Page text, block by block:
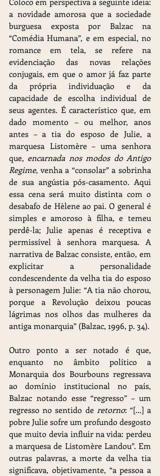
a novidade amorosa que a sociedade
burguesa exposta por Balzac na
“Comédia Humana”, e em especial, no
romance em tela, se refere na
evidenciação das novas relações
conjugais, em que o amor já faz parte
da própria individuação e da
capacidade de escolha individual de
seus agentes. É característico que, em
dado momento – ou melhor, anos
antes – a tia do esposo de Julie, a
marquesa Listomère – uma senhora
que, encarnada nos modos do Antigo
Regime, venha a “consolar” a sobrinha
de sua angústia pós-casamento. Aqui
essa cena será muito distinta com o
desabafo de Hèlene ao pai. O general é
simples e amoroso à filha, e temeu
perdê-la; Julie apenas é receptiva e
permissível à senhora marquesa. A
narrativa de Balzac consiste, então, em
explicitar a personalidade
condescendente da velha tia do esposo
à personagem Julie: “A tia não chorou,
porque a Revolução deixou poucas
lágrimas nos olhos das mulheres da
antiga monarquia” (Balzac, 1996, p. 34).
Outro ponto a ser notado é que,
enquanto no âmbito político a
Monarquia dos Bourbouns regressava
ao domínio institucional no país,
Balzac notando esse “regresso” – um
regresso no sentido de retorno: “[...] a
pobre Julie sofre um profundo desgosto
que muito devia influir na vida: perdeu
a marquesa de Listomère Landou”. Em
outras palavras, a morte da velha tia
significava, objetivamente, “a pessoa a